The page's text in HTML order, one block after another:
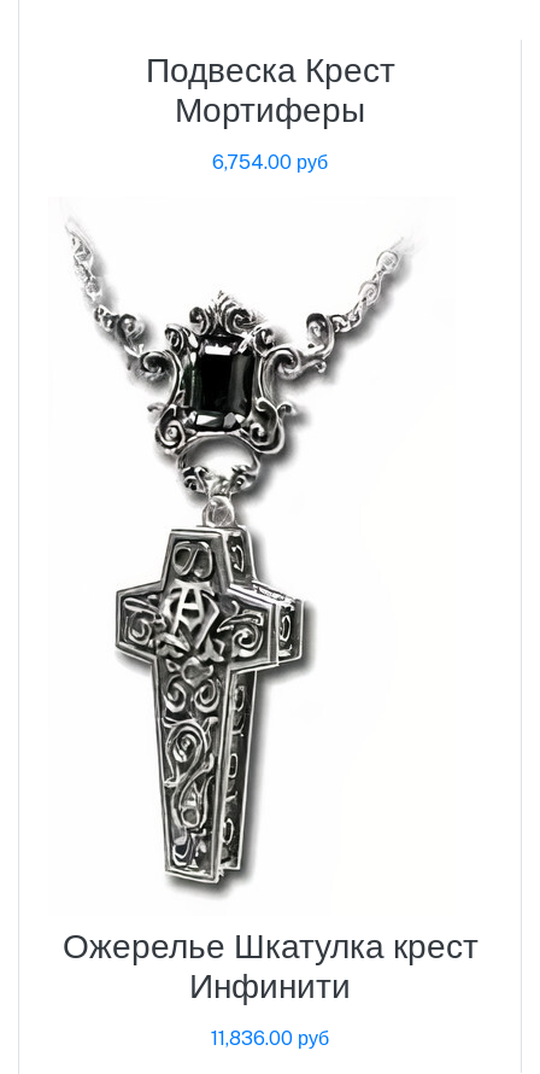
Подвеска Крест
Мортиферы
6,754.00 руб
Ожерелье Шкатулка крест
Инфинити
11,836.00 руб